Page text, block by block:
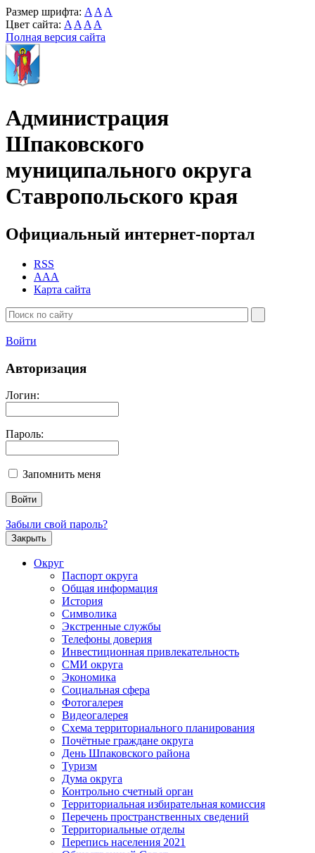
Размер шрифта: A A A
Цвет сайта: A A A A
Полная версия сайта
Администрация
Шпаковского
муниципального округа
Ставропольского края
Официальный интернет-портал
RSS
AAA
Карта сайта
Войти
Авторизация
Логин:
Пароль:
Запомнить меня
Забыли свой пароль?
Закрыть
Округ
Паспорт округа
Общая информация
История
Символика
Экстренные службы
Телефоны доверия
Инвестиционная привлекательность
СМИ округа
Экономика
Социальная сфера
Фотогалерея
Видеогалерея
Схема территориального планирования
Почётные граждане округа
День Шпаковского района
Туризм
Дума округа
Контрольно счетный орган
Территориальная избирательная комиссия
Перечень пространственных сведений
Территориальные отделы
Перепись населения 2021